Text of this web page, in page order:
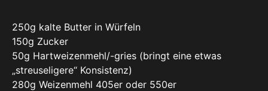
250g kalte Butter in Würfeln
150g Zucker
50g Hartweizenmehl/-gries (bringt eine etwas
„streuseligere“ Konsistenz)
280g Weizenmehl 405er oder 550er